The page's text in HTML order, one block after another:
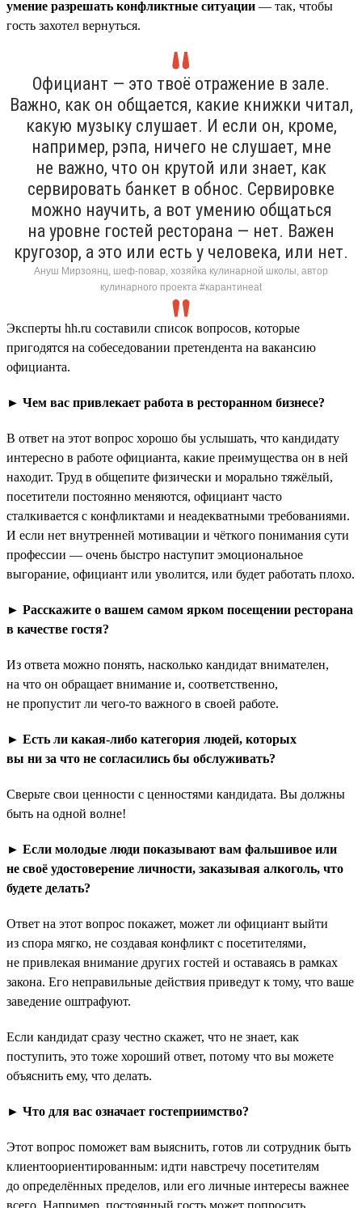
умение разрешать конфликтные ситуации — так, чтобы
гость захотел вернуться.
Официант — это твоё отражение в зале.
Важно, как он общается, какие книжки читал,
какую музыку слушает. И если он, кроме,
например, рэпа, ничего не слушает, мне
не важно, что он крутой или знает, как
сервировать банкет в обнос. Сервировке
можно научить, а вот умению общаться
на уровне гостей ресторана — нет. Важен
кругозор, а это или есть у человека, или нет.
Ануш Мирзоянц, шеф-повар, хозяйка кулинарной школы, автор
кулинарного проекта #карантинeat
Эксперты hh.ru составили список вопросов, которые
пригодятся на собеседовании претендента на вакансию
официанта.
► Чем вас привлекает работа в ресторанном бизнесе?
В ответ на этот вопрос хорошо бы услышать, что кандидату
интересно в работе официанта, какие преимущества он в ней
находит. Труд в общепите физически и морально тяжёлый,
посетители постоянно меняются, официант часто
сталкивается с конфликтами и неадекватными требованиями.
И если нет внутренней мотивации и чёткого понимания сути
профессии — очень быстро наступит эмоциональное
выгорание, официант или уволится, или будет работать плохо.
► Расскажите о вашем самом ярком посещении ресторана
в качестве гостя?
Из ответа можно понять, насколько кандидат внимателен,
на что он обращает внимание и, соответственно,
не пропустит ли чего-то важного в своей работе.
► Есть ли какая-либо категория людей, которых
вы ни за что не согласились бы обслуживать?
Сверьте свои ценности с ценностями кандидата. Вы должны
быть на одной волне!
► Если молодые люди показывают вам фальшивое или
не своё удостоверение личности, заказывая алкоголь, что
будете делать?
Ответ на этот вопрос покажет, может ли официант выйти
из спора мягко, не создавая конфликт с посетителями,
не привлекая внимание других гостей и оставаясь в рамках
закона. Его неправильные действия приведут к тому, что ваше
заведение оштрафуют.
Если кандидат сразу честно скажет, что не знает, как
поступить, это тоже хороший ответ, потому что вы можете
объяснить ему, что делать.
► Что для вас означает гостеприимство?
Этот вопрос поможет вам выяснить, готов ли сотрудник быть
клиентоориентированным: идти навстречу посетителям
до определённых пределов, или его личные интересы важнее
всего. Например, постоянный гость может попросить